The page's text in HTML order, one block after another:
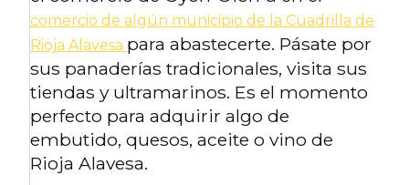
comercio de algún municipio de la Cuadrilla de
Rioja Alavesa para abastecerte. Pásate por
sus panaderías tradicionales, visita sus
tiendas y ultramarinos. Es el momento
perfecto para adquirir algo de
embutido, quesos, aceite o vino de
Rioja Alavesa.